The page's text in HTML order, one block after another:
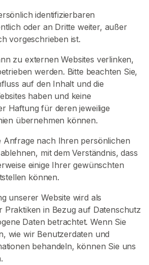
identifizierbaren
oder an Dritte weiter, außer
vorgeschrieben ist.
zu externen Websites verlinken,
werden. Bitte beachten Sie,
auf den Inhalt und die
haben und keine
Haftung für deren jeweilige
übernehmen können.
Anfrage nach Ihren persönlichen
mit dem Verständnis, dass
einige Ihrer gewünschten
können.
unserer Website wird als
Praktiken in Bezug auf Datenschutz
Daten betrachtet. Wenn Sie
wie wir Benutzerdaten und
behandeln, können Sie uns